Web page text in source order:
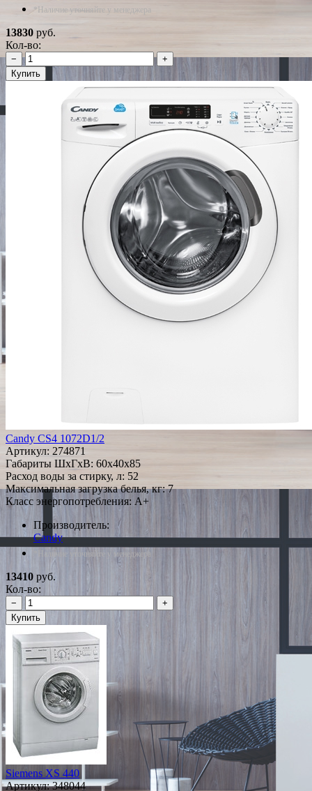
*Наличие уточняйте у менеджера
13830 руб.
Кол-во:
−
+
Купить
Candy CS4 1072D1/2
Артикул: 274871
Габариты ШxГxВ: 60x40x85
Расход воды за стирку, л: 52
Максимальная загрузка белья, кг: 7
Класс энергопотребления: A+
Производитель:
Candy
*Наличие уточняйте у менеджера
13410 руб.
Кол-во:
−
+
Купить
Siemens XS 440
Артикул:348044